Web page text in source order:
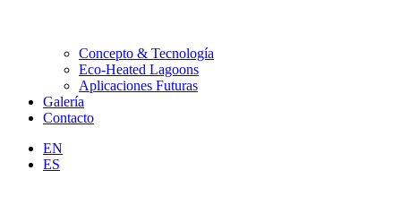
Concepto & Tecnología
Eco-Heated Lagoons
Aplicaciones Futuras
Galería
Contacto
EN
ES